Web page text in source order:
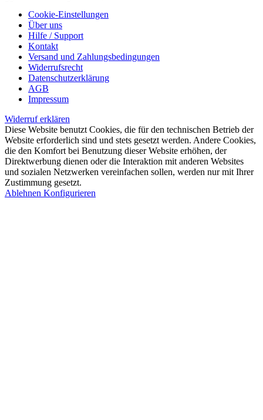
Cookie-Einstellungen
Über uns
Hilfe / Support
Kontakt
Versand und Zahlungsbedingungen
Widerrufsrecht
Datenschutzerklärung
AGB
Impressum
Widerruf erklären
Diese Website benutzt Cookies, die für den technischen Betrieb der
Website erforderlich sind und stets gesetzt werden. Andere Cookies,
die den Komfort bei Benutzung dieser Website erhöhen, der
Direktwerbung dienen oder die Interaktion mit anderen Websites
und sozialen Netzwerken vereinfachen sollen, werden nur mit Ihrer
Zustimmung gesetzt.
Ablehnen Konfigurieren